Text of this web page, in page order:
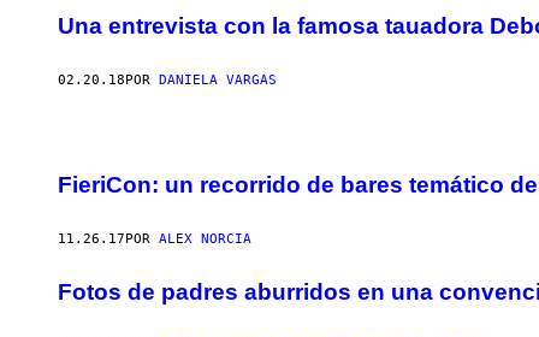
Una entrevista con la famosa tauadora
02.20.18 POR DANIELA VARGAS
FieriCon: un recorrido de bares temático
11.26.17POR ALEX NORCIA
Fotos de padres aburridos en una